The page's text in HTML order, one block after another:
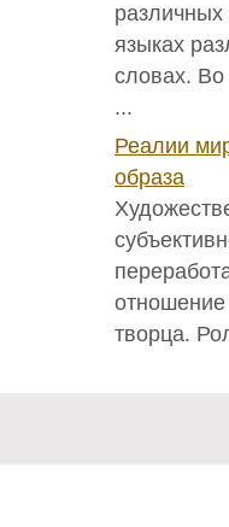
языках
словах. Во
...
Реалии
образа
отношение
творца.